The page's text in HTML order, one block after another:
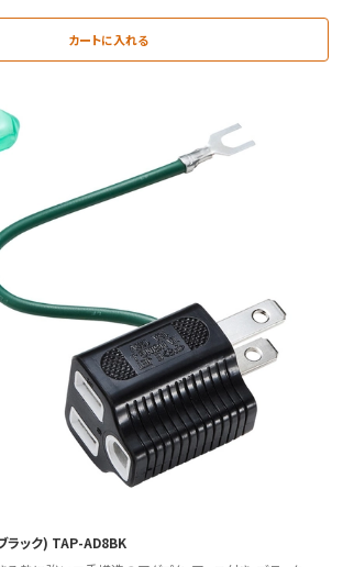
カートに入れる
ック) TAP-AD8BK